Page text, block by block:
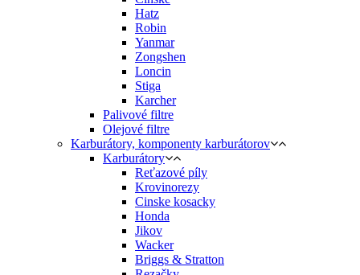
Hatz
Robin
Yanmar
Zongshen
Loncin
Stiga
Karcher
Palivové filtre
Olejové filtre
Karburátory, komponenty karburátorov
Karburátory
Reťazové píly
Krovinorezy
Cinske kosacky
Honda
Jikov
Wacker
Briggs & Stratton